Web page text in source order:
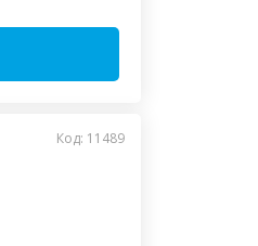
Код: 11489